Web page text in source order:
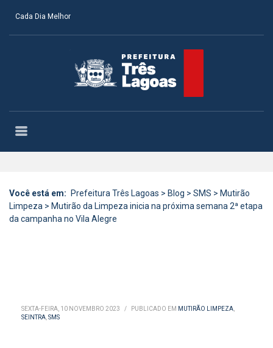
Cada Dia Melhor
Você está em: Prefeitura Três Lagoas > Blog > SMS > Mutirão
Limpeza > Mutirão da Limpeza inicia na próxima semana 2ª etapa
da campanha no Vila Alegre
SEXTA-FEIRA, 10 NOVEMBRO 2023 / PUBLICADO EM MUTIRÃO LIMPEZA,
SEINTRA,SMS